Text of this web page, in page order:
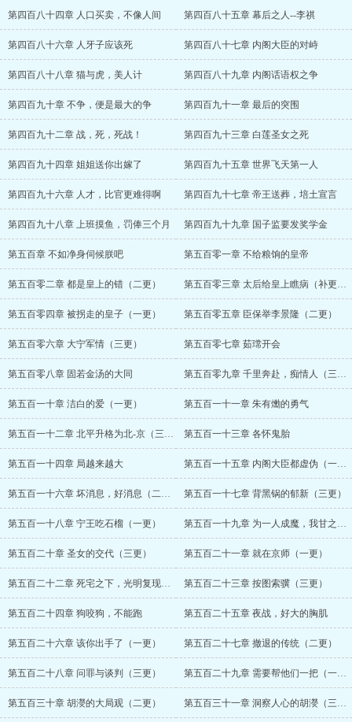
第四百八十四章 人口买卖，不像人间 第四百八十五章 幕后之人--李祺
第四百八十六章 人牙子应该死 第四百八十七章 内阁大臣的对峙
第四百八十八章 猫与虎，美人计 第四百八十九章 内阁话语权之争
第四百九十章 不争，便是最大的争 第四百九十一章 最后的突围
第四百九十二章 战，死，死战！ 第四百九十三章 白莲圣女之死
第四百九十四章 姐姐送你出嫁了 第四百九十五章 世界飞天第一人
第四百九十六章 人才，比官更难得啊 第四百九十七章 帝王送葬，培土宣言
第四百九十八章 上班摸鱼，罚俸三个月 第四百九十九章 国子监要发奖学金
第五百章 不如净身伺候朕吧 第五百零一章 不给粮饷的皇帝
第五百零二章 都是皇上的错（二更） 第五百零三章 太后给皇上瞧病（补更一）
第五百零四章 被拐走的皇子（一更） 第五百零五章 臣保举李景隆（二更）
第五百零六章 大宁军情（三更） 第五百零七章 茹瑺开会
第五百零八章 固若金汤的大同 第五百零九章 千里奔赴，痴情人（三更）
第五百一十章 洁白的爱（一更） 第五百一十一章 朱有爋的勇气
第五百一十二章 北平升格为北-京（三更） 第五百一十三章 各怀鬼胎
第五百一十四章 局越来越大 第五百一十五章 内阁大臣都虚伪（一更）
第五百一十六章 坏消息，好消息（二更） 第五百一十七章 背黑锅的郁新（三更）
第五百一十八章 宁王吃石榴（一更） 第五百一十九章 为一人成魔，我甘之如饴
第五百二十章 圣女的交代（三更） 第五百二十一章 就在京师（一更）
第五百二十二章 死宅之下，光明复现（二） 第五百二十三章 按图索骥（三更）
第五百二十四章 狗咬狗，不能跑 第五百二十五章 夜战，好大的胸肌
第五百二十六章 该你出手了（一更） 第五百二十七章 撤退的传统（二更）
第五百二十八章 问罪与谈判（三更） 第五百二十九章 需要帮他们一把（一更）
第五百三十章 胡濙的大局观（二更） 第五百三十一章 洞察人心的胡濙（三更）